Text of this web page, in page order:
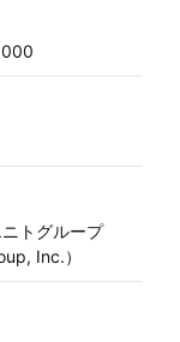
トグループ
Inc.）